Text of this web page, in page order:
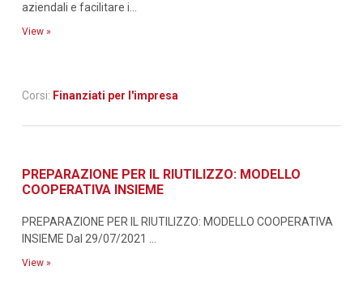
aziendali e facilitare i...
View »
Corsi: Finanziati per l'impresa
PREPARAZIONE PER IL RIUTILIZZO: MODELLO
COOPERATIVA INSIEME
PREPARAZIONE PER IL RIUTILIZZO: MODELLO COOPERATIVA
INSIEME Dal 29/07/2021 ...
View »